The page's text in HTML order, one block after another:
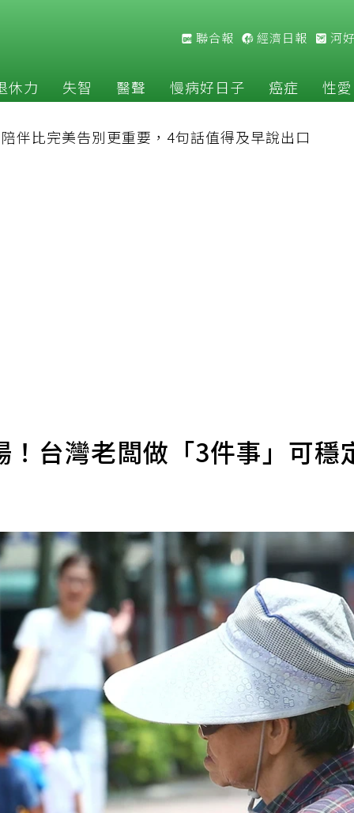
聯合報 經濟日報 河
休力 失智 醫聲 慢病好日子 癌症 性愛
伴比完美告別更重要，4句話值得及早說出口
台灣老闆做「3件事」可穩